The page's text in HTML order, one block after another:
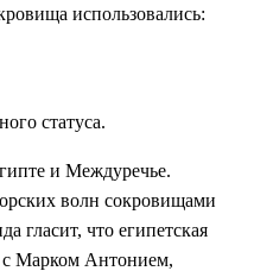
использовались:
статуса.
и Междуречье.
волн сокровищами
гласит, что египетская
с Марком Антонием,